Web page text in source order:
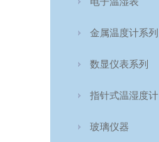
金属温度计系列
数显仪表系列
指针式温湿度计
玻璃仪器